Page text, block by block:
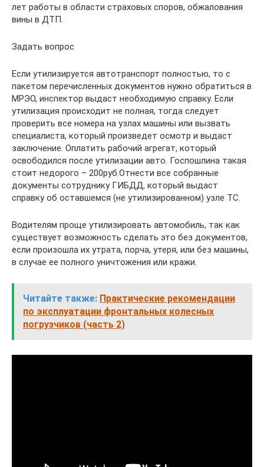
лет работы в области страховых споров, обжалования
вины в ДТП.
Задать вопрос
Если утилизируется автотранспорт полностью, то с
пакетом перечисленных документов нужно обратиться в
МРЭО, инспектор выдаст необходимую справку. Если
утилизация происходит не полная, тогда следует
проверить все номера на узлах машины или вызвать
специалиста, который произведет осмотр и выдаст
заключение. Оплатить рабочий агрегат, который
освободился после утилизации авто. Госпошлина такая
стоит недорого – 200руб.Отнести все собранные
документы сотруднику ГИБДД, который выдаст
справку об оставшемся (не утилизированном) узле ТС.
Водителям проще утилизировать автомобиль, так как
существует возможность сделать это без документов,
если произошла их утрата, порча, утеря, или без машины,
в случае ее полного уничтожения или кражи.
Читайте также: Практические рекомендации
по эксплуатации фронтальных колесных
погрузчиков (часть 2)